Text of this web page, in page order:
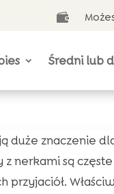

Średni lub
duże znaczenie
nerkami są częste
przyjaciół.